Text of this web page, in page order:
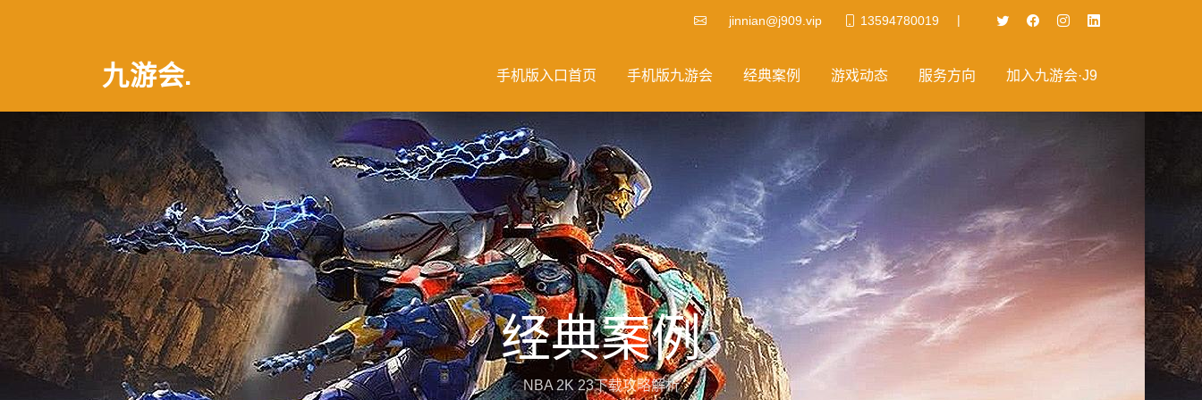
jinnian@j909.vip 13594780019 |
九游会. 手机版入口首页 手机版九游会 经典案例 游戏动态 服务方向 加入九游会·J9
经典案例
NBA 2K 23下载攻略解析